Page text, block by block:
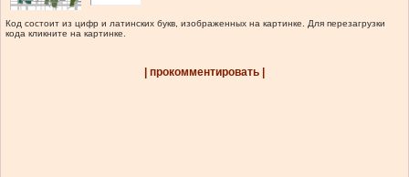
Код состоит из цифр и латинских букв, изображенных на картинке. Для перезагрузки
кода кликните на картинке.
| прокомментировать |